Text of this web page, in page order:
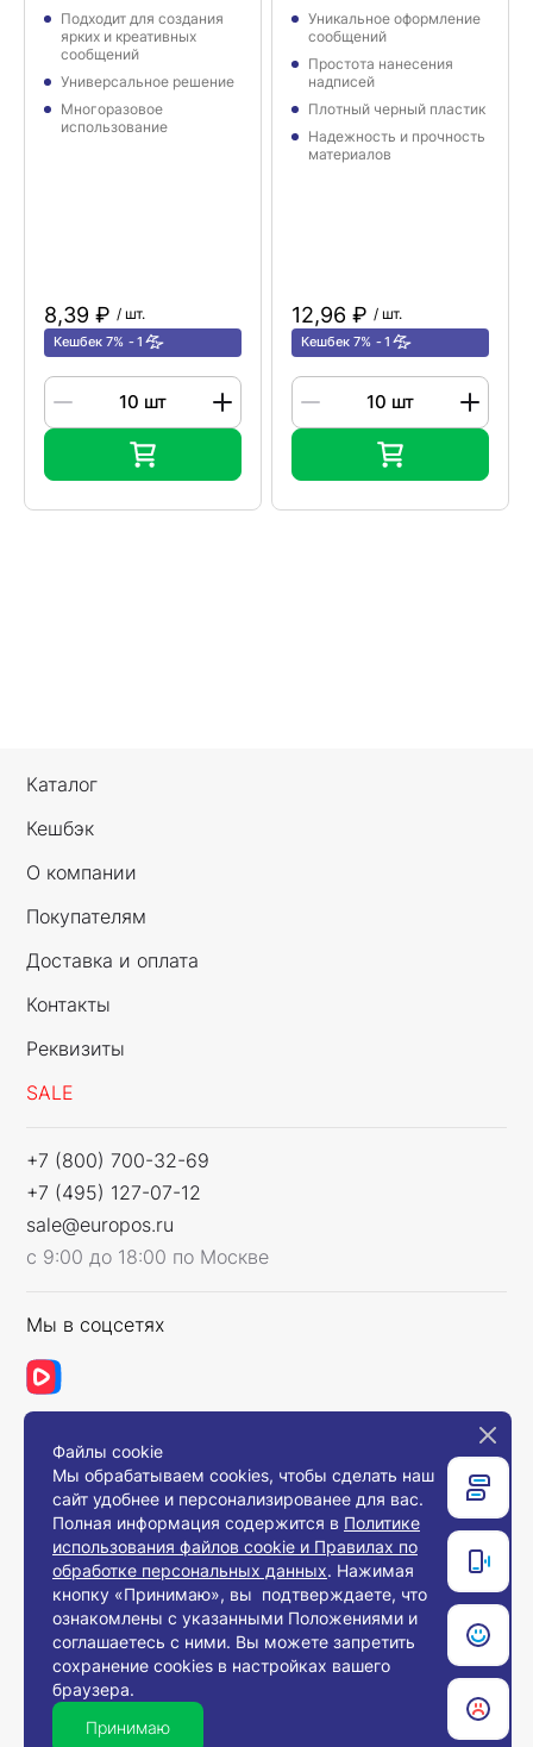
Подходит для создания
ярких и креативных
сообщений
Универсальное решение
Многоразовое
использование
8,39 ₽ / шт.
Кешбек 7% 1
Уникальное оформление
сообщений
Простота нанесения
надписей
Плотный черный пластик
Надежность и прочность
материалов
12,96 ₽ / шт.
Кешбек 7% 1
Каталог
Кешбэк
О компании
Покупателям
Доставка и оплата
Контакты
Реквизиты
SALE
+7 (800) 700-32-69
+7 (495) 127-07-12
sale@europos.ru
с 9:00 до 18:00 по Москве
Мы в соцсетях
Связаться с нами
© 2008-2026, Компания «Европос Групп». Все
права защищены.
Все товары предназначены для продажи
юридическим лицам и индивидуальным
предпринимателям с целью использования в
хозяйственной деятельности.
Файлы cookie
Мы обрабатываем cookies, чтобы сделать наш
сайт удобнее и персонализированее для вас.
Полная информация содержится в Политике
использования файлов cookie и Правилах по
обработке персональных данных. Нажимая
кнопку «Принимаю», вы подтверждаете, что
ознакомлены с указанными Положениями и
соглашаетесь с ними. Вы можете запретить
сохранение cookies в настройках вашего
браузера.
Принимаю